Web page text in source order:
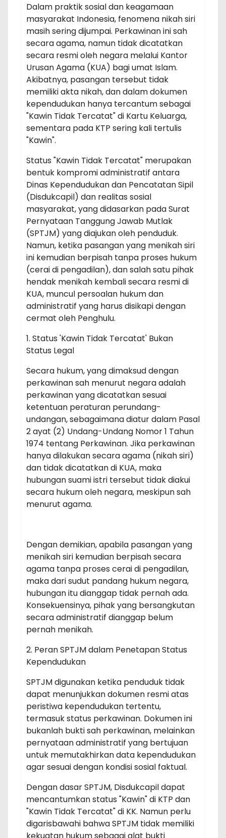
Dalam praktik sosial dan keagamaan
masyarakat Indonesia, fenomena nikah siri
masih sering dijumpai. Perkawinan ini sah
secara agama, namun tidak dicatatkan
secara resmi oleh negara melalui Kantor
Urusan Agama (KUA) bagi umat Islam.
Akibatnya, pasangan tersebut tidak
memiliki akta nikah, dan dalam dokumen
kependudukan hanya tercantum sebagai
"Kawin Tidak Tercatat" di Kartu Keluarga,
sementara pada KTP sering kali tertulis
"Kawin".
Status "Kawin Tidak Tercatat" merupakan
bentuk kompromi administratif antara
Dinas Kependudukan dan Pencatatan Sipil
(Disdukcapil) dan realitas sosial
masyarakat, yang didasarkan pada Surat
Pernyataan Tanggung Jawab Mutlak
(SPTJM) yang diajukan oleh penduduk.
Namun, ketika pasangan yang menikah siri
ini kemudian berpisah tanpa proses hukum
(cerai di pengadilan), dan salah satu pihak
hendak menikah kembali secara resmi di
KUA, muncul persoalan hukum dan
administratif yang harus disikapi dengan
cermat oleh Penghulu.
1. Status 'Kawin Tidak Tercatat' Bukan
Status Legal
Secara hukum, yang dimaksud dengan
perkawinan sah menurut negara adalah
perkawinan yang dicatatkan sesuai
ketentuan peraturan perundang-
undangan, sebagaimana diatur dalam Pasal
2 ayat (2) Undang-Undang Nomor 1 Tahun
1974 tentang Perkawinan. Jika perkawinan
hanya dilakukan secara agama (nikah siri)
dan tidak dicatatkan di KUA, maka
hubungan suami istri tersebut tidak diakui
secara hukum oleh negara, meskipun sah
menurut agama.
Dengan demikian, apabila pasangan yang
menikah siri kemudian berpisah secara
agama tanpa proses cerai di pengadilan,
maka dari sudut pandang hukum negara,
hubungan itu dianggap tidak pernah ada.
Konsekuensinya, pihak yang bersangkutan
secara administratif dianggap belum
pernah menikah.
2. Peran SPTJM dalam Penetapan Status
Kependudukan
SPTJM digunakan ketika penduduk tidak
dapat menunjukkan dokumen resmi atas
peristiwa kependudukan tertentu,
termasuk status perkawinan. Dokumen ini
bukanlah bukti sah perkawinan, melainkan
pernyataan administratif yang bertujuan
untuk memutakhirkan data kependudukan
agar sesuai dengan kondisi sosial faktual.
Dengan dasar SPTJM, Disdukcapil dapat
mencantumkan status "Kawin" di KTP dan
"Kawin Tidak Tercatat" di KK. Namun perlu
digarisbawahi bahwa SPTJM tidak memiliki
kekuatan hukum sebagai alat bukti